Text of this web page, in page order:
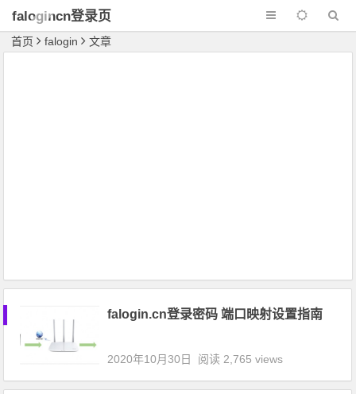
falogincn登录页
面
首页 falogin 文章
falogin.cn登录密码 端口映射设置指南
2020年10月30日 阅读 2,765 views